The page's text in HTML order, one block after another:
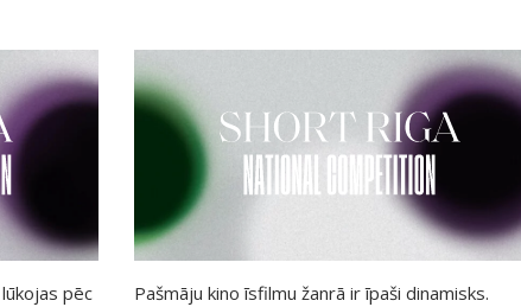
pēc
Pašmāju kino īsfilmu žanrā ir īpaši dinamisks.